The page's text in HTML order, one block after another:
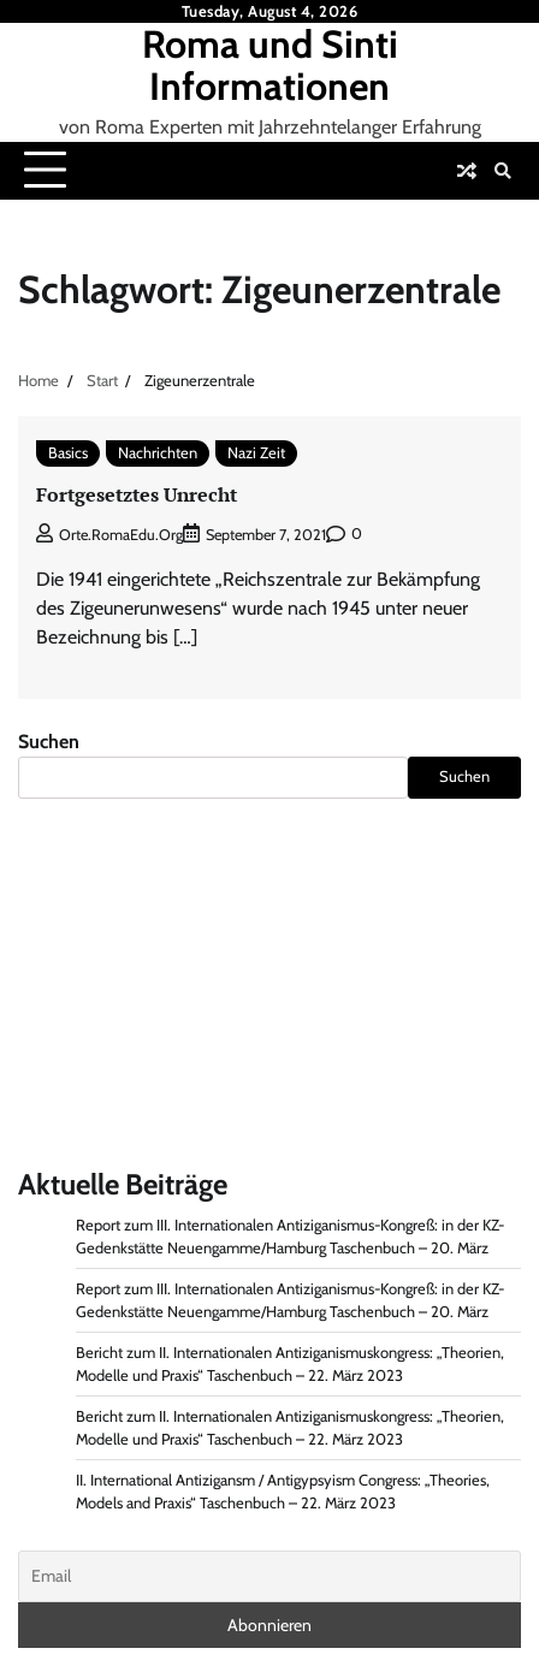
Tuesday, August 4, 2026
Roma und Sinti
Informationen
von Roma Experten mit Jahrzehntelanger Erfahrung
Schlagwort: Zigeunerzentrale
Home Start Zigeunerzentrale
Basics Nachrichten Nazi Zeit
Fortgesetztes Unrecht
Orte.RomaEdu.org September 7, 2021 0
Die 1941 eingerichtete „Reichszentrale zur Bekämpfung
des Zigeunerunwesens“ wurde nach 1945 unter neuer
Bezeichnung bis […]
Suchen
Suchen
Aktuelle Beiträge
Report zum III. Internationalen Antiziganismus-Kongreß: in der KZ-
Gedenkstätte Neuengamme/Hamburg Taschenbuch – 20. März
Report zum III. Internationalen Antiziganismus-Kongreß: in der KZ-
Gedenkstätte Neuengamme/Hamburg Taschenbuch – 20. März
Bericht zum II. Internationalen Antiziganismuskongress: „Theorien,
Modelle und Praxis“ Taschenbuch – 22. März 2023
Bericht zum II. Internationalen Antiziganismuskongress: „Theorien,
Modelle und Praxis“ Taschenbuch – 22. März 2023
II. International Antizigansm / Antigypsyism Congress: „Theories,
Models and Praxis“ Taschenbuch – 22. März 2023